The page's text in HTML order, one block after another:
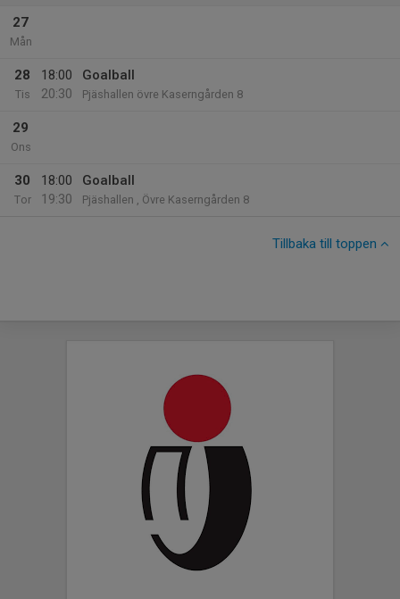
27
Mån
28
Tis
18:00
20:30
Goalball
Pjäshallen övre Kaserngården 8
29
Ons
30
Tor
18:00
19:30
Goalball
Pjäshallen , Övre Kaserngården 8
Tillbaka till toppen